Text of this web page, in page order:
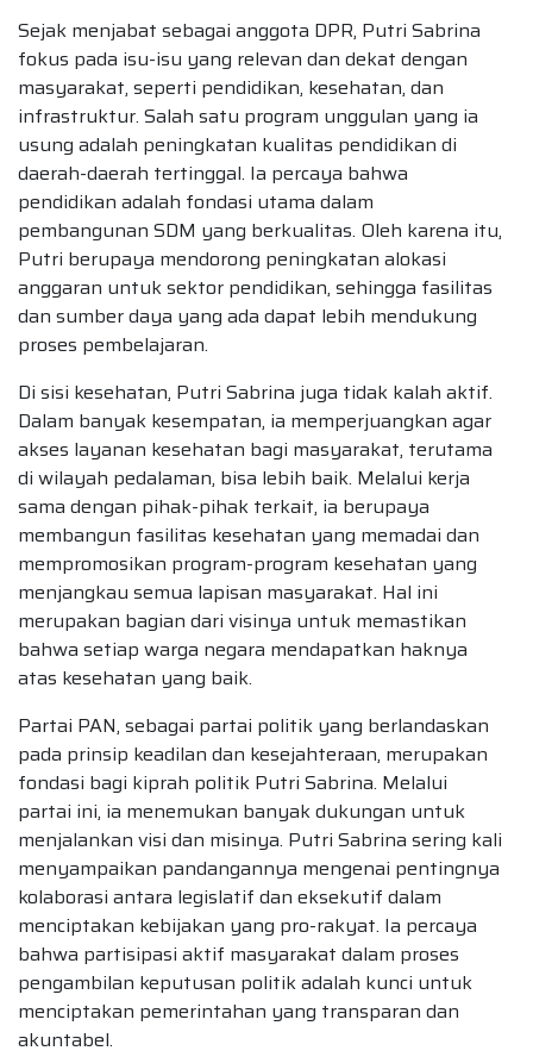
Sejak menjabat sebagai anggota DPR, Putri Sabrina
fokus pada isu-isu yang relevan dan dekat dengan
masyarakat, seperti pendidikan, kesehatan, dan
infrastruktur. Salah satu program unggulan yang ia
usung adalah peningkatan kualitas pendidikan di
daerah-daerah tertinggal. Ia percaya bahwa
pendidikan adalah fondasi utama dalam
pembangunan SDM yang berkualitas. Oleh karena itu,
Putri berupaya mendorong peningkatan alokasi
anggaran untuk sektor pendidikan, sehingga fasilitas
dan sumber daya yang ada dapat lebih mendukung
proses pembelajaran.
Di sisi kesehatan, Putri Sabrina juga tidak kalah aktif.
Dalam banyak kesempatan, ia memperjuangkan agar
akses layanan kesehatan bagi masyarakat, terutama
di wilayah pedalaman, bisa lebih baik. Melalui kerja
sama dengan pihak-pihak terkait, ia berupaya
membangun fasilitas kesehatan yang memadai dan
mempromosikan program-program kesehatan yang
menjangkau semua lapisan masyarakat. Hal ini
merupakan bagian dari visinya untuk memastikan
bahwa setiap warga negara mendapatkan haknya
atas kesehatan yang baik.
Partai PAN, sebagai partai politik yang berlandaskan
pada prinsip keadilan dan kesejahteraan, merupakan
fondasi bagi kiprah politik Putri Sabrina. Melalui
partai ini, ia menemukan banyak dukungan untuk
menjalankan visi dan misinya. Putri Sabrina sering kali
menyampaikan pandangannya mengenai pentingnya
kolaborasi antara legislatif dan eksekutif dalam
menciptakan kebijakan yang pro-rakyat. Ia percaya
bahwa partisipasi aktif masyarakat dalam proses
pengambilan keputusan politik adalah kunci untuk
menciptakan pemerintahan yang transparan dan
akuntabel.